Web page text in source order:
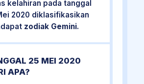
kelahiran pada tanggal
2020 diklasifikasikan
zodiak Gemini.
25 MEI 2020
APA?